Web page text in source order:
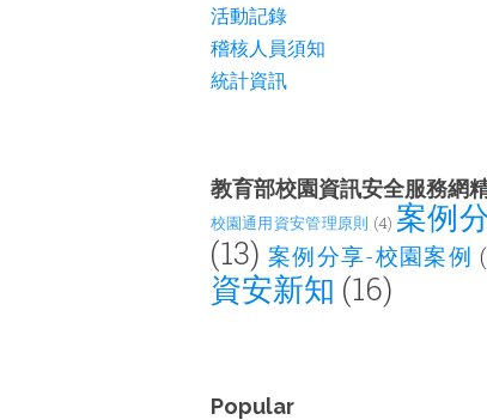
活動記錄
稽核人員須知
統計資訊
教育部校園資訊安全服務網
校園通用資安管理原則 (4) 案例
(13) 案例分享-校園案例
資安新知 (16)
Popular